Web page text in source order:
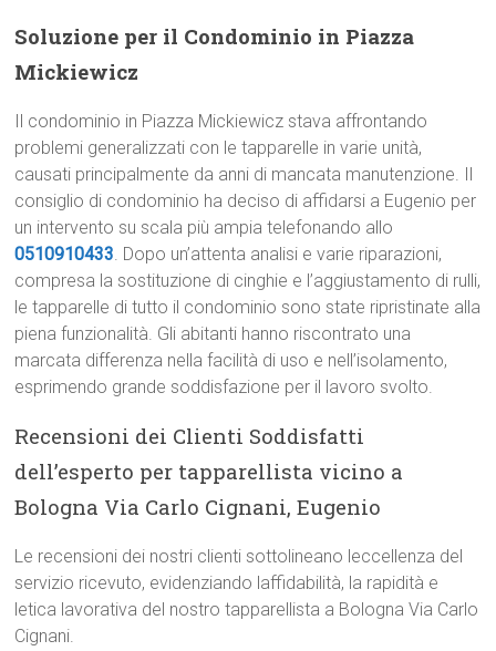
Soluzione per il Condominio in Piazza
Mickiewicz
Il condominio in Piazza Mickiewicz stava affrontando
problemi generalizzati con le tapparelle in varie unità,
causati principalmente da anni di mancata manutenzione. Il
consiglio di condominio ha deciso di affidarsi a Eugenio per
un intervento su scala più ampia telefonando allo
0510910433. Dopo un’attenta analisi e varie riparazioni,
compresa la sostituzione di cinghie e l’aggiustamento di rulli,
le tapparelle di tutto il condominio sono state ripristinate alla
piena funzionalità. Gli abitanti hanno riscontrato una
marcata differenza nella facilità di uso e nell’isolamento,
esprimendo grande soddisfazione per il lavoro svolto.
Recensioni dei Clienti Soddisfatti
dell’esperto per tapparellista vicino a
Bologna Via Carlo Cignani, Eugenio
Le recensioni dei nostri clienti sottolineano leccellenza del
servizio ricevuto, evidenziando laffidabilità, la rapidità e
letica lavorativa del nostro tapparellista a Bologna Via Carlo
Cignani.